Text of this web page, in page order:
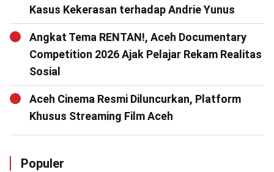
Kasus Kekerasan terhadap Andrie Yunus
Angkat Tema RENTAN!, Aceh Documentary
Competition 2026 Ajak Pelajar Rekam Realitas
Sosial
Aceh Cinema Resmi Diluncurkan, Platform
Khusus Streaming Film Aceh
Populer